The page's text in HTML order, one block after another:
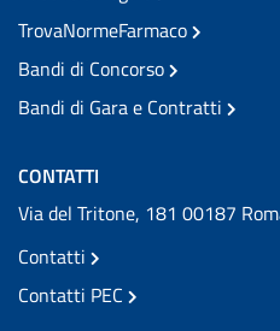
TrovaNormeFarmaco
Bandi di Concorso
Bandi di Gara e Contratti
CONTATTI
Via del Tritone, 181 00187
Contatti
Contatti PEC